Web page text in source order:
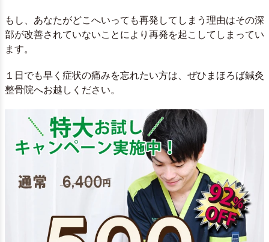
もし、あなたがどこへいっても再発してしまう理由はその深
部が改善されていないことにより再発を起こしてしまってい
ます。
１日でも早く症状の痛みを忘れたい方は、ぜひまほろば鍼灸
整骨院へお越しください。